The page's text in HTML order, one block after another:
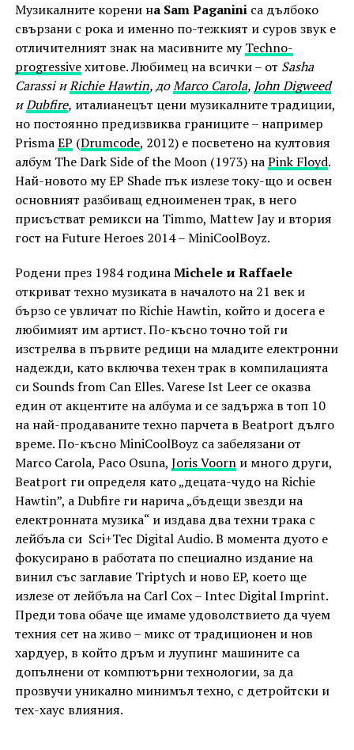
Музикалните корени на Sam Paganiniса дълбоко
свързани с рока и именно по-тежкият и суров звук е
отличителният знак на масивните муTechno-
progressiveхитове. Любимец на всички – от Sasha
Carassi иRichie Hawtin, доMarco Carola, John Digweed
иDubfire, италианецът цени музикалните традиции,
но постоянно предизвиква границите – например
PrismaEP (Drumcode, 2012) е посветено на култовия
албум The Dark Side of the Moon (1973) наPink Floyd.
Най-новото му EP Shade пък излезе току-що и освен
основният разбиващ едноименен трак, в него
присъстват ремикси на Timmo, Mattew Jay и втория
гост на Future Heroes 2014 – MiniCoolBoyz.
Родени през 1984 годинаMichele и Raffaele
откриват техно музиката в началото на 21 век и
бързо се увличат по Richie Hawtin, който и досега е
любимият им артист. По-късно точно той ги
изстрелва в първите редици на младите електронни
надежди, като включва техен трак в компилацията
си Sounds from Can Elles. Varese Ist Leer се оказва
един от акцентите на албума и се задържа в топ 10
на най-продаваните техно парчета в Beatport дълго
време. По-късно MiniCoolBoyz са забелязани от
Marco Carola, Paco Osuna, Joris Voornи много други,
Beatport ги определя като „децата-чудо на Richie
Hawtin”, а Dubfire ги нарича „бъдещи звезди на
електронната музика“ и издава два техни трака с
лейбъла си Sci+Tec Digital Audio. В момента дуото е
фокусирано в работата по специално издание на
винил със заглавие Triptych и ново EP, което ще
излезе от лейбъла на Carl Cox – Intec Digital Imprint.
Преди това обаче ще имаме удоволствието да чуем
техния сет на живо – микс от традиционен и нов
хардуер, в който дръм и луупинг машините са
допълнени от компютърни технологии, за да
прозвучи уникално минимъл техно, с детройтски и
тех-хаус влияния.